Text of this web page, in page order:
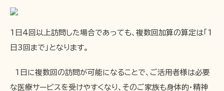
1日4回以上訪問した場合であっても、複数回加算の算定は「1
日3回まで」となります。
1日に複数回の訪問が可能になることで、ご活用者様は必要
な医療サービスを受けやすくなり、そのご家族も身体的・精神